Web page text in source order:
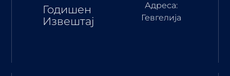
Годишен
Извештај
Адреса:
Гевгелија